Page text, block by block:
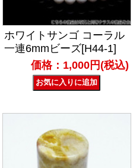
ホワイトサンゴ コーラル
一連6mmビーズ[H44-1]
価格：1,000円(税込)